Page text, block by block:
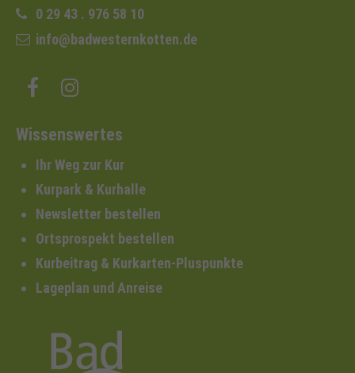
0 29 43 . 976 58 10
info@badwesternkotten.de
Wissenswertes
Ihr Weg zur Kur
Kurpark & Kurhalle
Newsletter bestellen
Ortsprospekt bestellen
Kurbeitrag & Kurkarten-Pluspunkte
Lageplan und Anreise